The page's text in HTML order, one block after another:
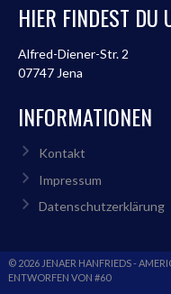
HIER FINDEST DU
Alfred-Diener-Str. 2
07747 Jena
INFORMATIONEN
Kontakt
Impressum
Datenschutzerklärung
© 2026 JENAER HANFRIEDS -
ENTWORFEN VON #60